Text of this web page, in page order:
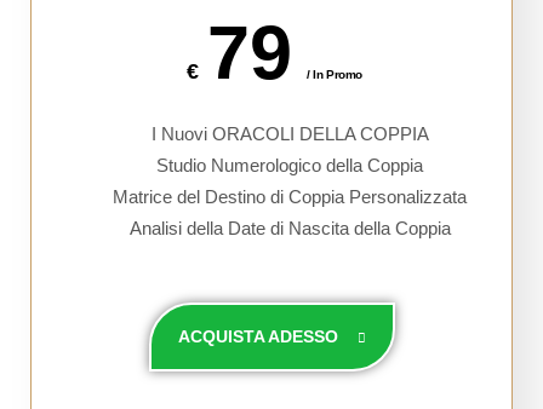
€ 79 / In Promo
I Nuovi ORACOLI DELLA COPPIA
Studio Numerologico della Coppia
Matrice del Destino di Coppia Personalizzata
Analisi della Date di Nascita della Coppia
ACQUISTA ADESSO